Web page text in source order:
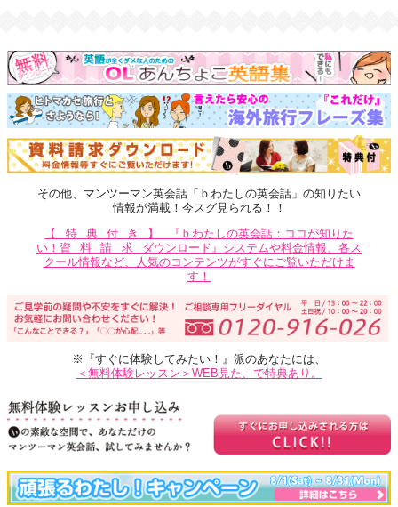
その他、マンツーマン英会話「ｂわたしの英会話」の知りたい
情報が満載！今スグ見られる！！
【特典付き】
『ｂわたしの英会話：ココが知りた
い！ 資料請求 ダウンロード』システムや料金情報、各ス
クール情報など、人気のコンテンツがすぐにご覧いただけま
す！
※『すぐに体験してみたい！』派のあなたには、
＜無料体験レッスン＞WEB見た、で特典あり。